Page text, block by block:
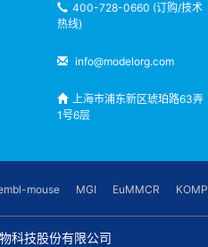
400-728-0660 (订购/技术
热线)
info@modelorg.com
上海市浦东新区琥珀路63弄
1号6层
mouse MGI EuMMCR KOMP
科技股份有限公司